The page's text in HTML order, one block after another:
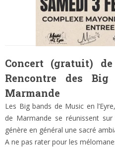
Concert (gratuit)
Rencontre des
Marmande
Les Big bands de Music en
de Marmande se réunissent
génère en général une sacré
A ne pas rater pour les